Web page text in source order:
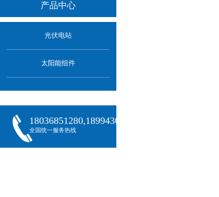
产品中心
光伏电站
太阳能组件
18036851280,18994301288,18068407382
全国统一服务热线